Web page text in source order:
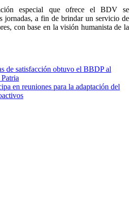
especial que ofrece el BDV se
jornadas, a fin de brindar un servicio de
con base en la visión humanista de la
de satisfacción obtuvo el BBDP al
en reuniones para la adaptación del